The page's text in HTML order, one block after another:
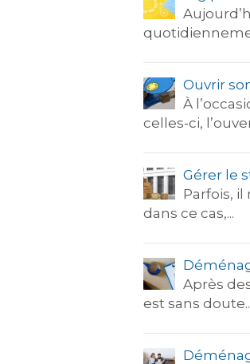
Ouvrir
À
celles-ci,
Gérer le
Parfois,
dans ce cas,...
Après
est sans